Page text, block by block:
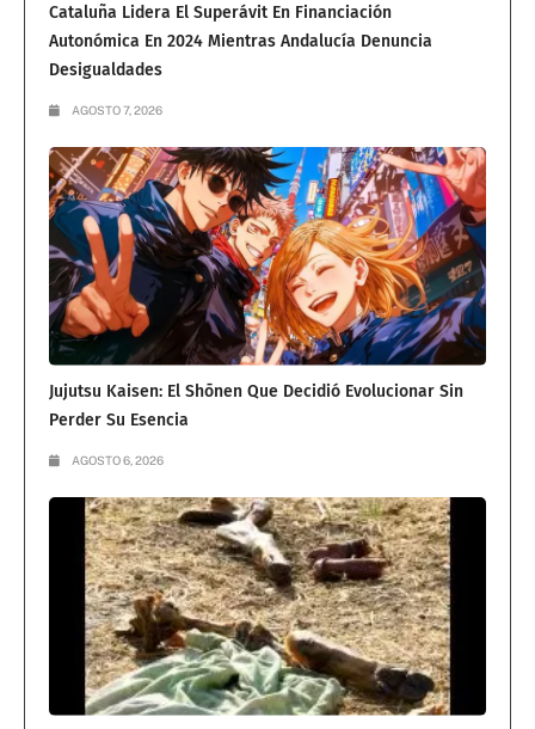
Cataluña Lidera El Superávit En Financiación
Autonómica En 2024 Mientras Andalucía Denuncia
Desigualdades
AGOSTO 7, 2026
Jujutsu Kaisen: El Shōnen Que Decidió Evolucionar Sin
Perder Su Esencia
AGOSTO 6, 2026